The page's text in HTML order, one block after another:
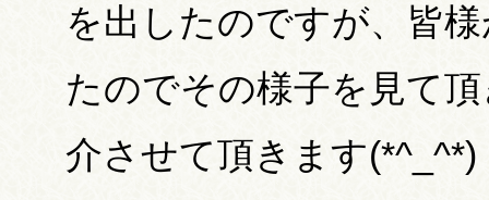
を出したのですが、皆
たのでその様子を見て
介させて頂きます(*^_^*)